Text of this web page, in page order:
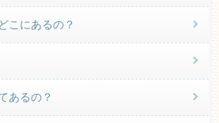
こにあるの？
あるの？